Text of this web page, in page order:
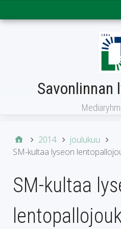
Savonlinnan
2014
joulukuu
SM-kultaa lyseon
SM-kultaa